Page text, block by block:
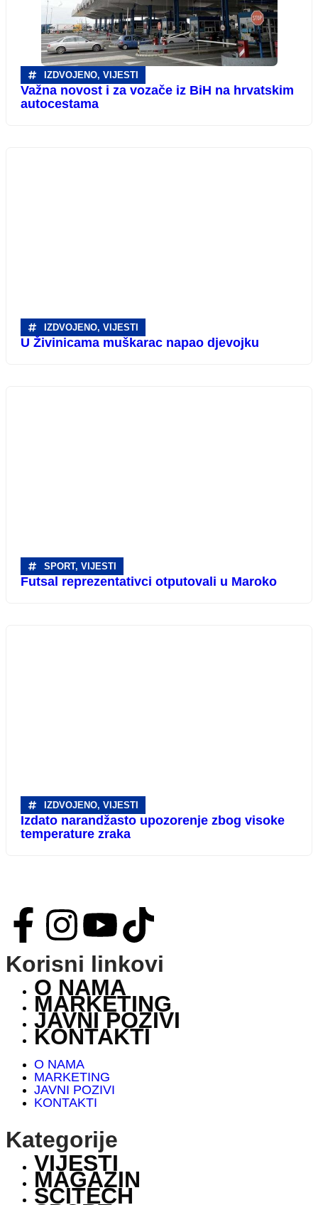
IZDVOJENO, VIJESTI
Važna novost i za vozače iz BiH na hrvatskim
autocestama
IZDVOJENO, VIJESTI
U Živinicama muškarac napao djevojku
SPORT, VIJESTI
Futsal reprezentativci otputovali u Maroko
IZDVOJENO, VIJESTI
Izdato narandžasto upozorenje zbog visoke
temperature zraka
Korisni linkovi
O NAMA
MARKETING
JAVNI POZIVI
KONTAKTI
O NAMA
MARKETING
JAVNI POZIVI
KONTAKTI
Kategorije
VIJESTI
MAGAZIN
SCITECH